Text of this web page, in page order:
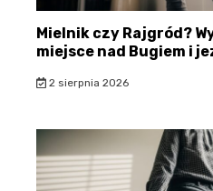
Mielnik czy Rajgród?
miejsce nad Bugiem i
2 sierpnia 2026